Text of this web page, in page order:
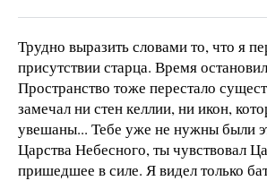
Трудно выразить словами то, что я
присутствии старца. Время
Пространство тоже перестало
замечал ни стен келлии, ни икон,
увешаны... Тебе уже не нужны были
Царства Небесного, ты чувствовал
пришедшее в силе. Я видел только